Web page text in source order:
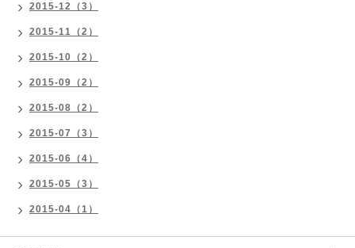
2015-12（3）
2015-11（2）
2015-10（2）
2015-09（2）
2015-08（2）
2015-07（3）
2015-06（4）
2015-05（3）
2015-04（1）